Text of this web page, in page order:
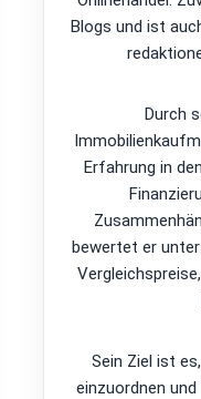
Blogs und ist
Durch
Erfahrung in
bewertet er
Sein Ziel ist
einzuordnen